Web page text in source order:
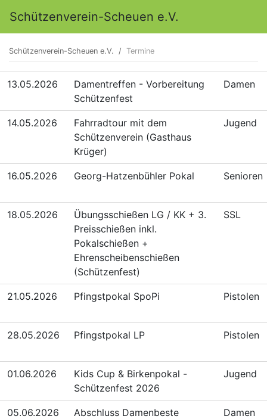
Schützenverein-Scheuen e.V.
Schützenverein-Scheuen e.V. Termine
13.05.2026
Damentreffen - Vorbereitung
Schützenfest
Damen
14.05.2026
Fahrradtour mit dem
Schützenverein (Gasthaus
Krüger)
Jugend
16.05.2026 Georg-Hatzenbühler Pokal Senioren
18.05.2026
Übungsschießen LG / KK + 3.
Preisschießen inkl.
Pokalschießen +
Ehrenscheibenschießen
(Schützenfest)
SSL
21.05.2026 Pfingstpokal SpoPi Pistolen
28.05.2026 Pfingstpokal LP Pistolen
01.06.2026
Kids Cup & Birkenpokal -
Schützenfest 2026
Jugend
05.06.2026 Abschluss Damenbeste Damen